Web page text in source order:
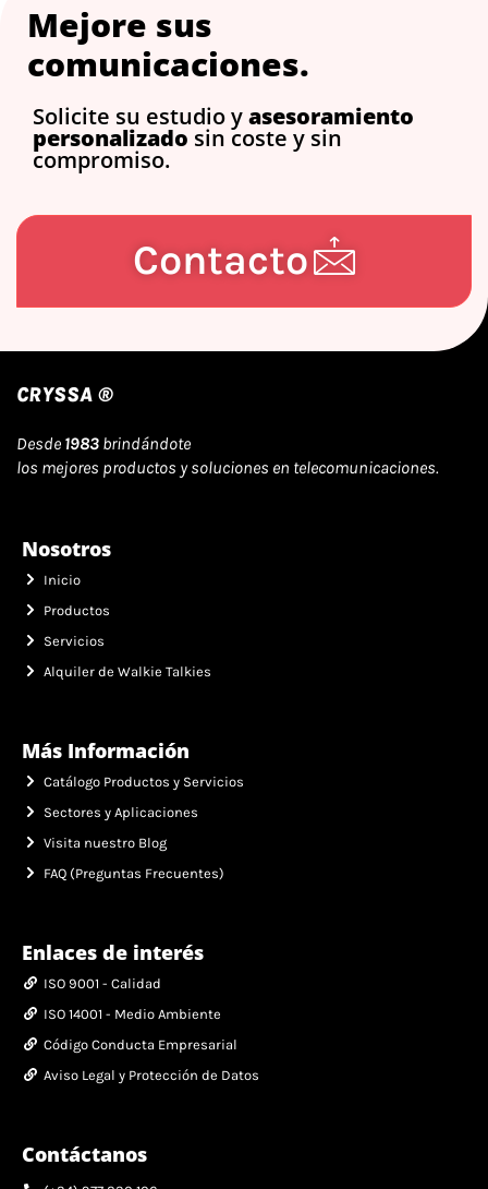
Mejore sus
comunicaciones.
Solicite su estudio yasesoramiento
personalizado sin coste y sin
compromiso.
Contacto
CRYSSA ®
Desde 1983 brindándote
los mejores productos y soluciones en telecomunicaciones.
Nosotros
Inicio
Productos
Servicios
Alquiler de Walkie Talkies
Más Información
Catálogo Productos y Servicios
Sectores y Aplicaciones
Visita nuestro Blog
FAQ (Preguntas Frecuentes)
Enlaces de interés
ISO 9001 - Calidad
ISO 14001 - Medio Ambiente
Código Conducta Empresarial
Aviso Legal y Protección de Datos
Contáctanos